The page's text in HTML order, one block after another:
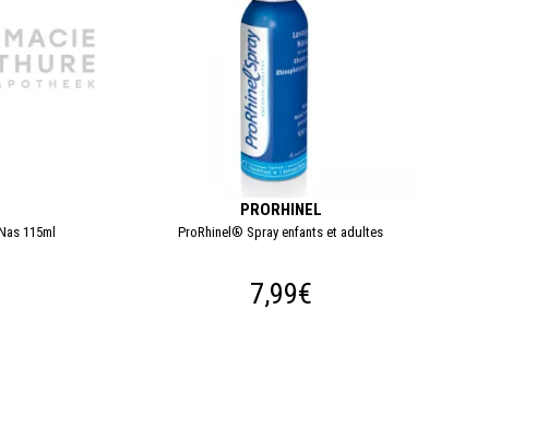
115ml
PRORHINEL
ProRhinel® Spray enfants et adultes
7,99€